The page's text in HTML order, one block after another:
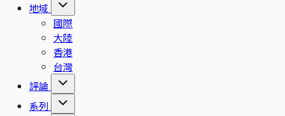
地域
國際
大陸
香港
台灣
評論
系列